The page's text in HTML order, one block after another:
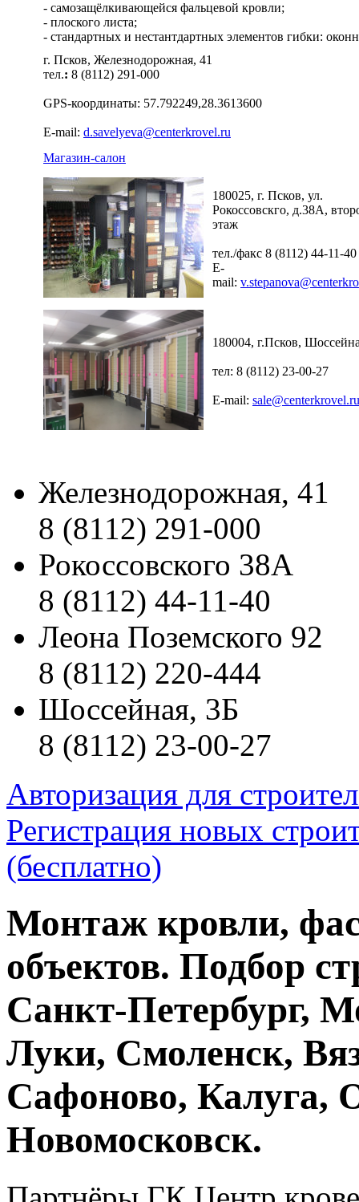
- самозащёлкивающейся фальцевой кровли;
- плоского листа;
- стандартных и нестантдартных элементов гибки:
г. Псков, Железнодорожная, 41
тел.: 8 (8112) 291-000
GPS-координаты: 57.792249,28.3613600
E-mail: d.savelyeva@centerkrovel.ru
Магазин-салон
180025, г. Псков, ул.
Рокоссовскго, д.38А,
этаж
тел./факс 8 (8112) 44-11-40
E-
mail:
180004, г.Псков,
тел: 8 (8112) 23-00-27
E-mail: sale@centerkrovel.ru
Железнодорожная, 41
8 (8112) 291-000
Рокоссовского 38А
8 (8112) 44-11-40
Леона Поземского 92
8 (8112) 220-444
Шоссейная, 3Б
8 (8112) 23-00-27
Авторизация для
Регистрация новых
(бесплатно)
Монтаж кровли,
объектов. Подбор
Санкт-Петербург,
Луки, Смоленск,
Сафоново, Калуга,
Новомосковск.